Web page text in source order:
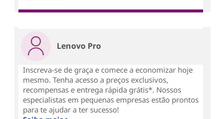
Lenovo Pro
Inscreva-se de graça e comece a economizar hoje
mesmo. Tenha acesso a preços exclusivos,
recompensas e entrega rápida grátis*. Nossos
especialistas em pequenas empresas estão prontos
para te ajudar a ter sucesso!